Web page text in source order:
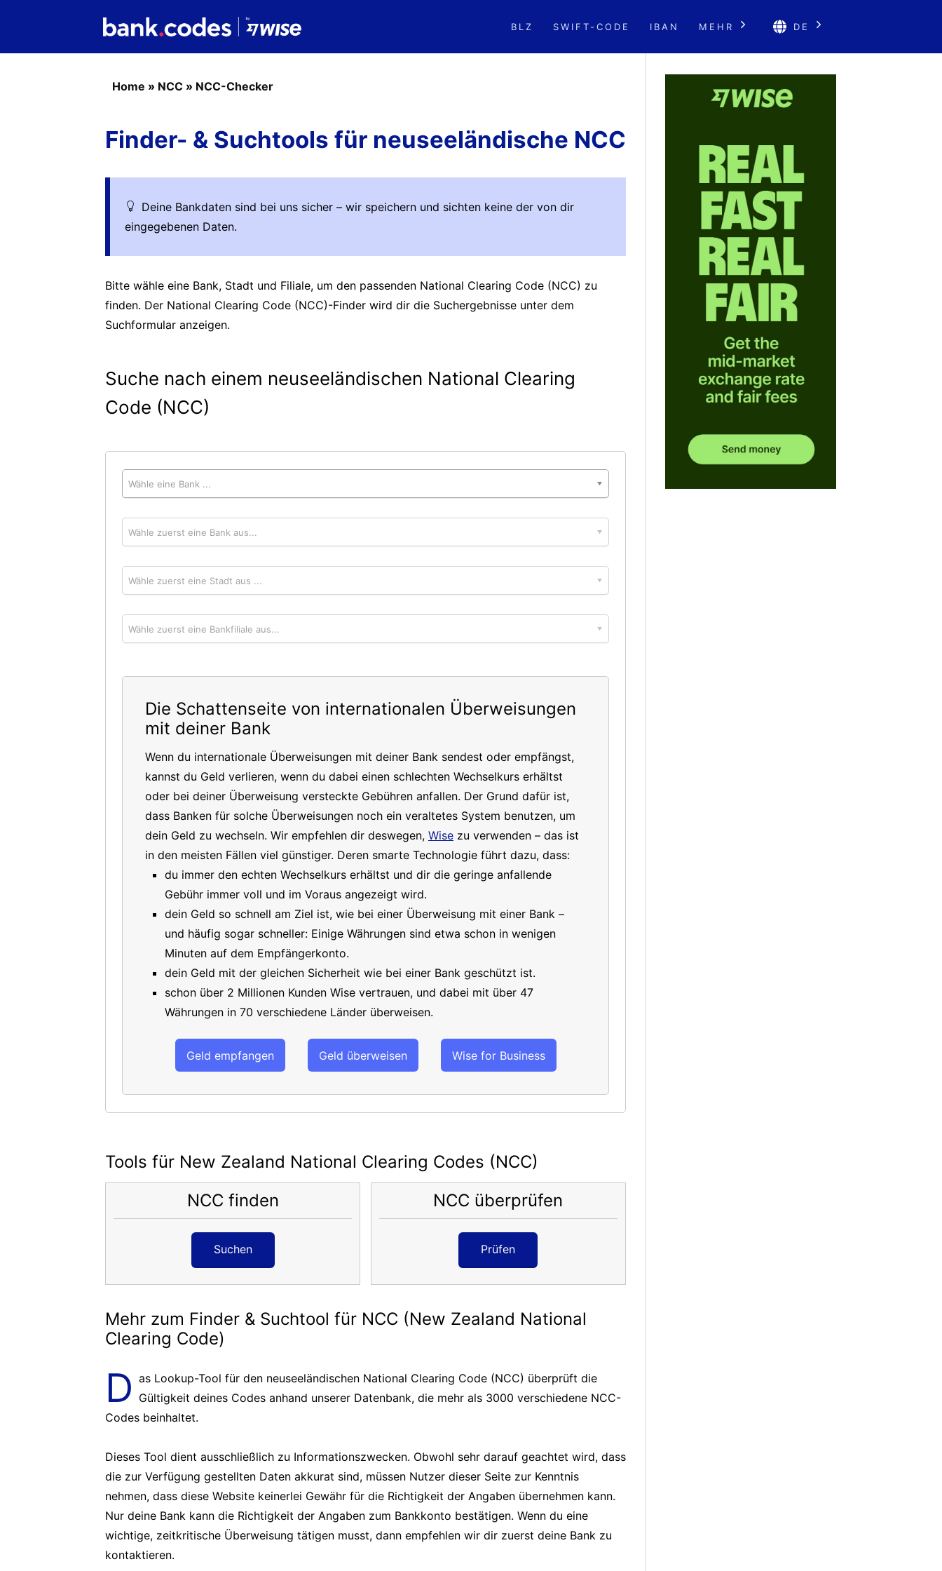
BLZ SWIFT-CODE IBAN MEHR DE
Home » NCC » NCC-Checker
Finder- & Suchtools für neuseeländische NCC
Deine Bankdaten sind bei uns sicher – wir speichern und sichten keine der von dir
eingegebenen Daten.
Bitte wähle eine Bank, Stadt und Filiale, um den passenden National Clearing Code (NCC) zu
finden. Der National Clearing Code (NCC)-Finder wird dir die Suchergebnisse unter dem
Suchformular anzeigen.
Suche nach einem neuseeländischen National Clearing
Code (NCC)
Wähle eine Bank ...
Wähle zuerst eine Bank aus...
Wähle zuerst eine Stadt aus ...
Wähle zuerst eine Bankfiliale aus...
Die Schattenseite von internationalen Überweisungen
mit deiner Bank
Wenn du internationale Überweisungen mit deiner Bank sendest oder empfängst,
kannst du Geld verlieren, wenn du dabei einen schlechten Wechselkurs erhältst
oder bei deiner Überweisung versteckte Gebühren anfallen. Der Grund dafür ist,
dass Banken für solche Überweisungen noch ein veraltetes System benutzen, um
dein Geld zu wechseln. Wir empfehlen dir deswegen, Wise zu verwenden – das ist
in den meisten Fällen viel günstiger. Deren smarte Technologie führt dazu, dass:
du immer den echten Wechselkurs erhältst und dir die geringe anfallende
Gebühr immer voll und im Voraus angezeigt wird.
dein Geld so schnell am Ziel ist, wie bei einer Überweisung mit einer Bank –
und häufig sogar schneller: Einige Währungen sind etwa schon in wenigen
Minuten auf dem Empfängerkonto.
dein Geld mit der gleichen Sicherheit wie bei einer Bank geschützt ist.
schon über 2 Millionen Kunden Wise vertrauen, und dabei mit über 47
Währungen in 70 verschiedene Länder überweisen.
Geld empfangen Geld überweisen Wise for Business
Tools für New Zealand National Clearing Codes (NCC)
NCC finden
Suchen
NCC überprüfen
Prüfen
Mehr zum Finder & Suchtool für NCC (New Zealand National
Clearing Code)
D as Lookup-Tool für den neuseeländischen National Clearing Code (NCC) überprüft die
Gültigkeit deines Codes anhand unserer Datenbank, die mehr als 3000 verschiedene NCC-
Codes beinhaltet.
Dieses Tool dient ausschließlich zu Informationszwecken. Obwohl sehr darauf geachtet wird, dass
die zur Verfügung gestellten Daten akkurat sind, müssen Nutzer dieser Seite zur Kenntnis
nehmen, dass diese Website keinerlei Gewähr für die Richtigkeit der Angaben übernehmen kann.
Nur deine Bank kann die Richtigkeit der Angaben zum Bankkonto bestätigen. Wenn du eine
wichtige, zeitkritische Überweisung tätigen musst, dann empfehlen wir dir zuerst deine Bank zu
kontaktieren.